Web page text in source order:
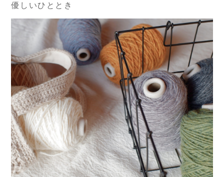
優しいひととき